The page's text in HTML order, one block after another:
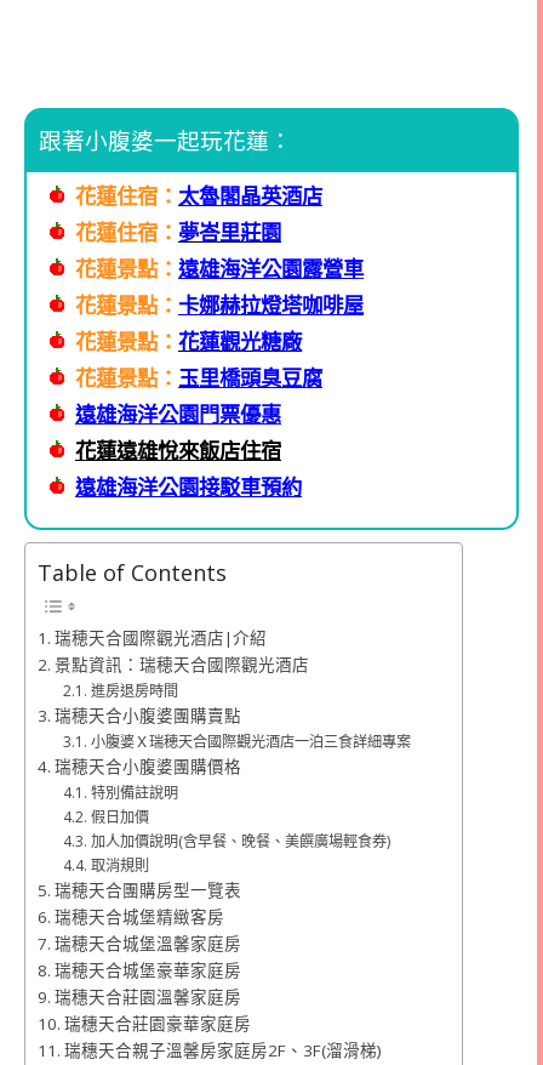
跟著小腹婆一起玩花蓮：
花蓮住宿： 太魯閣晶英酒店
花蓮住宿： 夢峇里莊園
花蓮景點： 遠雄海洋公園露營車
花蓮景點： 卡娜赫拉燈塔咖啡屋
花蓮景點： 花蓮觀光糖廠
花蓮景點： 玉里橋頭臭豆腐
遠雄海洋公園門票優惠
花蓮遠雄悅來飯店住宿
遠雄海洋公園接駁車預約
Table of Contents
瑞穂天合國際觀光酒店|介紹
景點資訊：瑞穂天合國際觀光酒店
進房退房時間
瑞穂天合小腹婆團購賣點
小腹婆Ｘ瑞穂天合國際觀光酒店一泊三食詳細專案
瑞穂天合小腹婆團購價格
特別備註說明
假日加價
加人加價說明(含早餐、晚餐、美饌廣場輕食券)
取消規則
瑞穂天合團購房型一覽表
瑞穂天合城堡精緻客房
瑞穂天合城堡溫馨家庭房
瑞穂天合城堡豪華家庭房
瑞穗天合莊園溫馨家庭房
瑞穗天合莊園豪華家庭房
瑞穗天合親子溫馨房家庭房2F、3F(溜滑梯)